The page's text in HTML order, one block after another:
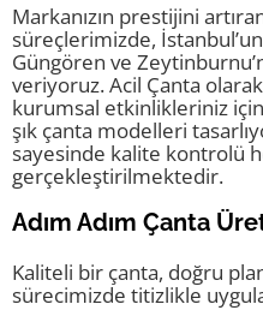
Ham Bez Ürünler
Spor Çantaları
Makyaj, Kozmetik
Diğer Çantalar
Markanızın prestijini
süreçlerimizde,
Güngören ve
veriyoruz. Acil Çanta
kurumsal etkinlikleriniz
şık çanta modelleri
sayesinde kalite kontrolü
gerçekleştirilmektedir.
Adım Adım Çanta
Kaliteli bir çanta, doğru
sürecimizde titizlikle